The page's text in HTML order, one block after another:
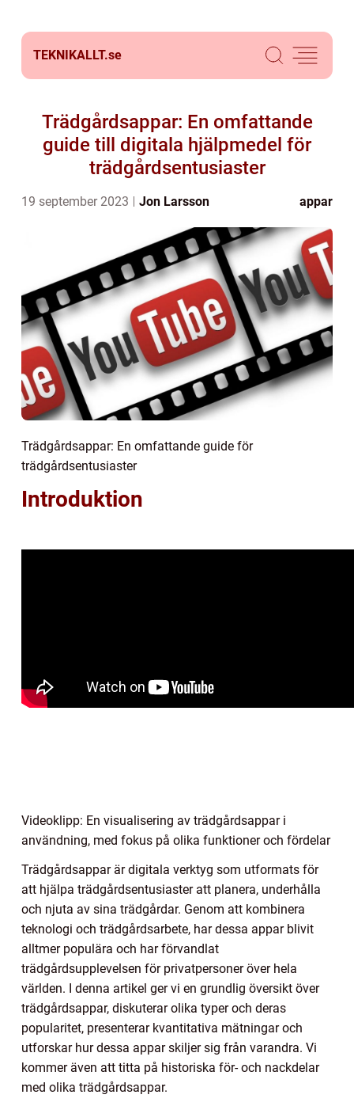
TEKNIKALLT.se
Trädgårdsappar: En omfattande
guide till digitala hjälpmedel för
trädgårdsentusiaster
19 september 2023 Jon Larsson appar
Trädgårdsappar: En omfattande guide för
trädgårdsentusiaster
Introduktion
Videoklipp: En visualisering av trädgårdsappar i
användning, med fokus på olika funktioner och fördelar
Trädgårdsappar är digitala verktyg som utformats för
att hjälpa trädgårdsentusiaster att planera, underhålla
och njuta av sina trädgårdar. Genom att kombinera
teknologi och trädgårdsarbete, har dessa appar blivit
alltmer populära och har förvandlat
trädgårdsupplevelsen för privatpersoner över hela
världen. I denna artikel ger vi en grundlig översikt över
trädgårdsappar, diskuterar olika typer och deras
popularitet, presenterar kvantitativa mätningar och
utforskar hur dessa appar skiljer sig från varandra. Vi
kommer även att titta på historiska för- och nackdelar
med olika trädgårdsappar.